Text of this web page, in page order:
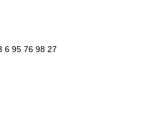
6 95 76 98 27